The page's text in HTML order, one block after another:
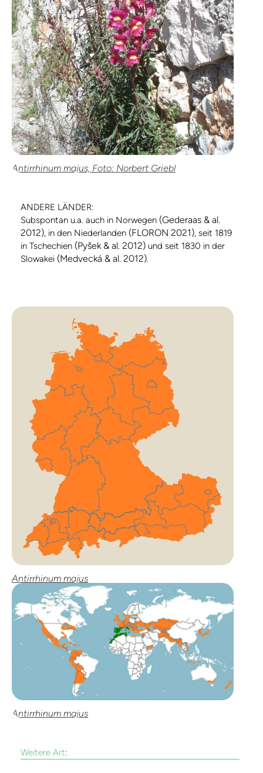
Antirrhinum majus, Foto: Norbert Griebl
ANDERE LÄNDER:
Subspontan u.a. auch in Norwegen (Gederaas & al.
2012), in den Niederlanden (FLORON 2021), seit 1819
in Tschechien (Pyšek & al. 2012) und seit 1830 in der
Slowakei (Medvecká & al. 2012).
Antirrhinum majus
Antirrhinum majus
Weitere Art: